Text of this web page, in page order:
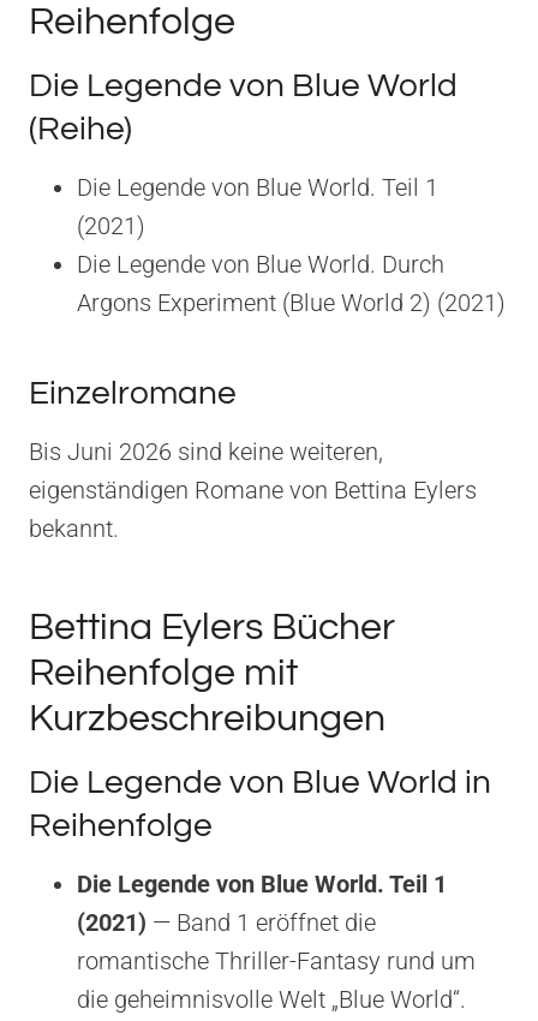
Reihenfolge
Die Legende von Blue World
(Reihe)
Die Legende von Blue World. Teil 1
(2021)
Die Legende von Blue World. Durch
Argons Experiment (Blue World 2) (2021)
Einzelromane
Bis Juni 2026 sind keine weiteren,
eigenständigen Romane von Bettina Eylers
bekannt.
Bettina Eylers Bücher
Reihenfolge mit
Kurzbeschreibungen
Die Legende von Blue World in
Reihenfolge
Die Legende von Blue World. Teil 1
(2021) — Band 1 eröffnet die
romantische Thriller-Fantasy rund um
die geheimnisvolle Welt „Blue World“.